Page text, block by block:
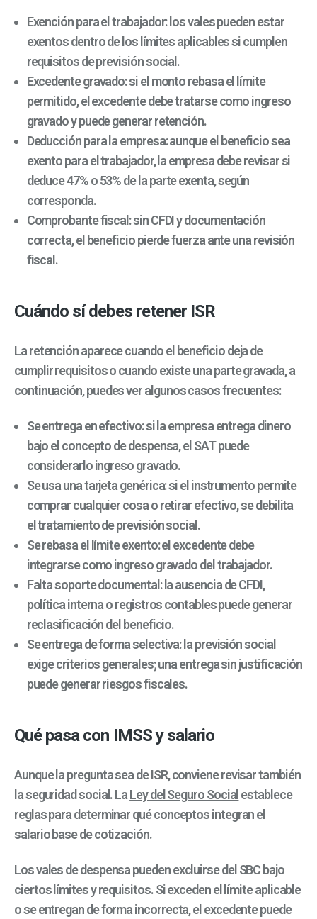
Exención para el trabajador: los vales pueden estar
exentos dentro de los límites aplicables si cumplen
requisitos de previsión social.
Excedente gravado: si el monto rebasa el límite
permitido, el excedente debe tratarse como ingreso
gravado y puede generar retención.
Deducción para la empresa: aunque el beneficio sea
exento para el trabajador, la empresa debe revisar si
deduce 47% o 53% de la parte exenta, según
corresponda.
Comprobante fiscal: sin CFDI y documentación
correcta, el beneficio pierde fuerza ante una revisión
fiscal.
Cuándo sí debes retener ISR
La retención aparece cuando el beneficio deja de
cumplir requisitos o cuando existe una parte gravada, a
continuación, puedes ver algunos casos frecuentes:
Se entrega en efectivo: si la empresa entrega dinero
bajo el concepto de despensa, el SAT puede
considerarlo ingreso gravado.
Se usa una tarjeta genérica: si el instrumento permite
comprar cualquier cosa o retirar efectivo, se debilita
el tratamiento de previsión social.
Se rebasa el límite exento: el excedente debe
integrarse como ingreso gravado del trabajador.
Falta soporte documental: la ausencia de CFDI,
política interna o registros contables puede generar
reclasificación del beneficio.
Se entrega de forma selectiva: la previsión social
exige criterios generales; una entrega sin justificación
puede generar riesgos fiscales.
Qué pasa con IMSS y salario
Aunque la pregunta sea de ISR, conviene revisar también
la seguridad social. LaLey del Seguro Socialestablece
reglas para determinar qué conceptos integran el
salario base de cotización.
Los vales de despensa pueden excluirse del SBC bajo
ciertos límites y requisitos. Si exceden el límite aplicable
o se entregan de forma incorrecta, el excedente puede